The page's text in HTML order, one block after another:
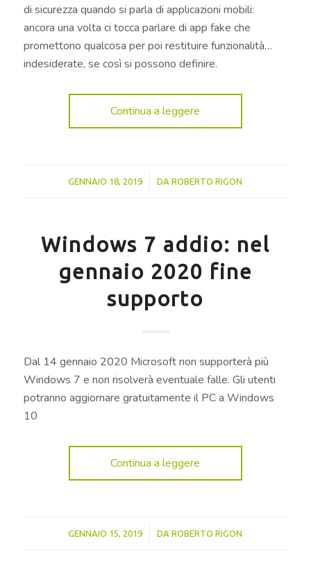
di sicurezza quando si parla di applicazioni mobili:
ancora una volta ci tocca parlare di app fake che
promettono qualcosa per poi restituire funzionalità…
indesiderate, se così si possono definire.
Continua a leggere
GENNAIO 18, 2019
/ DAROBERTO RIGON
Windows 7 addio: nel
gennaio 2020 fine
supporto
Dal 14 gennaio 2020 Microsoft non supporterà più
Windows 7 e non risolverà eventuale falle. Gli utenti
potranno aggiornare gratuitamente il PC a Windows
10
Continua a leggere
GENNAIO 15, 2019
/ DAROBERTO RIGON